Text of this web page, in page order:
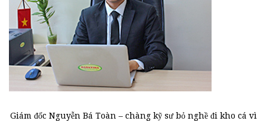
Giám đốc Nguyễn Bá Toàn – chàng kỹ sư bỏ nghề đi kho cá vì